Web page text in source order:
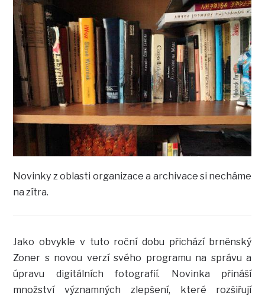
Novinky z oblasti organizace a archivace si necháme
na zítra.
Jako obvykle v tuto roční dobu přichází brněnský
Zoner s novou verzí svého programu na správu a
úpravu digitálních fotografií. Novinka přináší
množství významných zlepšení, které rozšiřují